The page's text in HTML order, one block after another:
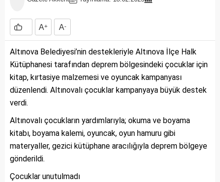
A+ A-
Altınova Belediyesi’nin destekleriyle Altınova İlçe Halk
Kütüphanesi tarafından deprem bölgesindeki çocuklar için
kitap, kırtasiye malzemesi ve oyuncak kampanyası
düzenlendi. Altınovalı çocuklar kampanyaya büyük destek
verdi.
Altınovalı çocukların yardımlarıyla; okuma ve boyama
kitabı, boyama kalemi, oyuncak, oyun hamuru gibi
materyaller, gezici kütüphane aracılığıyla deprem bölgeye
gönderildi.
Çocuklar unutulmadı